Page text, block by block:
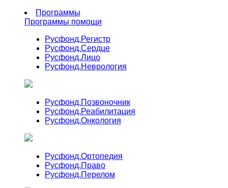
Программы
Программы помощи
Русфонд.Регистр
Русфонд.Сердце
Русфонд.Лицо
Русфонд.Неврология
Русфонд.Позвоночник
Русфонд.Реабилитация
Русфонд.Онкология
Русфонд.Ортопедия
Русфонд.Право
Русфонд.Перелом